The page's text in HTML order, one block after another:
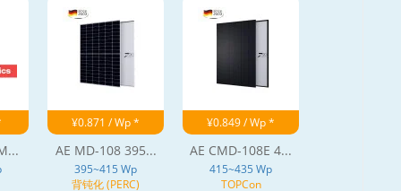
¥0.871 / Wp *
AE MD-108 395...
395~415 Wp
背钝化 (PERC)
¥0.849 / Wp *
AE CMD-108E 4...
415~435 Wp
TOPCon